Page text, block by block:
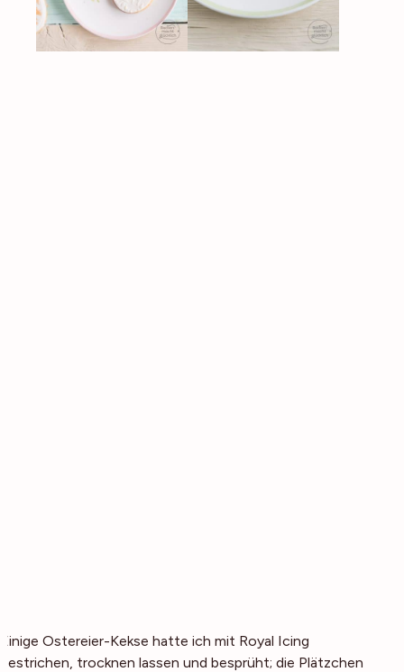
Einige Ostereier-Kekse hatte ich mit Royal Icing
bestrichen, trocknen lassen und besprüht; die Plätzchen